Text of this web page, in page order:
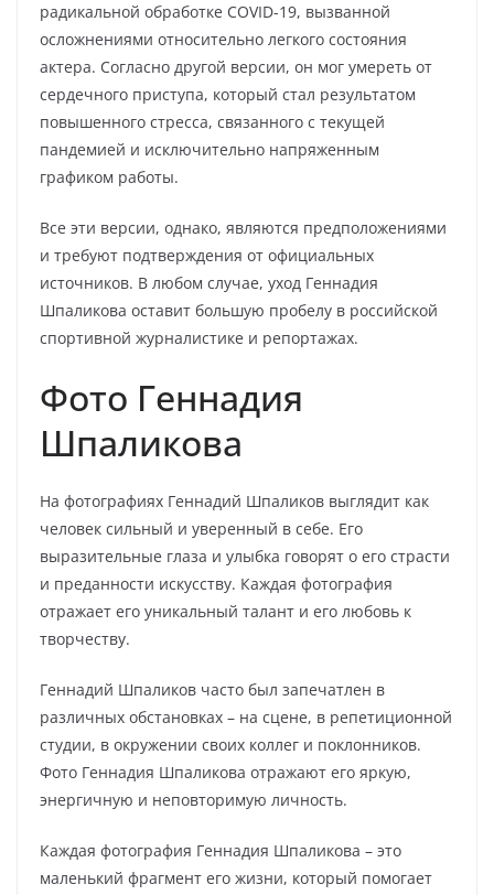
радикальной обработке COVID-19, вызванной
осложнениями относительно легкого состояния
актера. Согласно другой версии, он мог умереть от
сердечного приступа, который стал результатом
повышенного стресса, связанного с текущей
пандемией и исключительно напряженным
графиком работы.
Все эти версии, однако, являются предположениями
и требуют подтверждения от официальных
источников. В любом случае, уход Геннадия
Шпаликова оставит большую пробелу в российской
спортивной журналистике и репортажах.
Фото Геннадия
Шпаликова
На фотографиях Геннадий Шпаликов выглядит как
человек сильный и уверенный в себе. Его
выразительные глаза и улыбка говорят о его страсти
и преданности искусству. Каждая фотография
отражает его уникальный талант и его любовь к
творчеству.
Геннадий Шпаликов часто был запечатлен в
различных обстановках – на сцене, в репетиционной
студии, в окружении своих коллег и поклонников.
Фото Геннадия Шпаликова отражают его яркую,
энергичную и неповторимую личность.
Каждая фотография Геннадия Шпаликова – это
маленький фрагмент его жизни, который помогает